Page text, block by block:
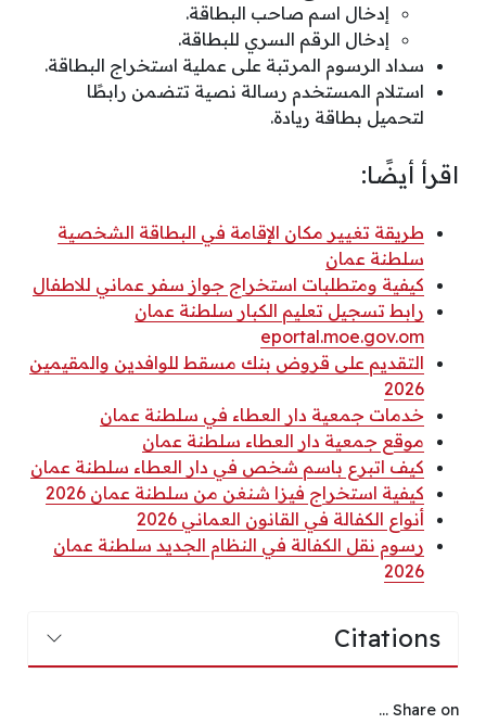
إدخال اسم صاحب البطاقة.
إدخال الرقم السري للبطاقة.
سداد الرسوم المرتبة على عملية استخراج البطاقة.
استلام المستخدم رسالة نصية تتضمن رابطًا
لتحميل بطاقة ريادة.
اقرأ أيضًا:
طريقة تغيير مكان الإقامة في البطاقة الشخصية
سلطنة عمان
كيفية ومتطلبات استخراج جواز سفر عماني للاطفال
رابط تسجيل تعليم الكبار سلطنة عمان
eportal.moe.gov.om
التقديم على قروض بنك مسقط للوافدين والمقيمين
2026
خدمات جمعية دار العطاء في سلطنة عمان
موقع جمعية دار العطاء سلطنة عمان
كيف اتبرع باسم شخص في دار العطاء سلطنة عمان
كيفية استخراج فيزا شنغن من سلطنة عمان 2026
أنواع الكفالة في القانون العماني 2026
رسوم نقل الكفالة في النظام الجديد سلطنة عمان
2026
Citations
Share on ...